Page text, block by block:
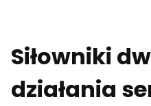
Siłowniki
działania